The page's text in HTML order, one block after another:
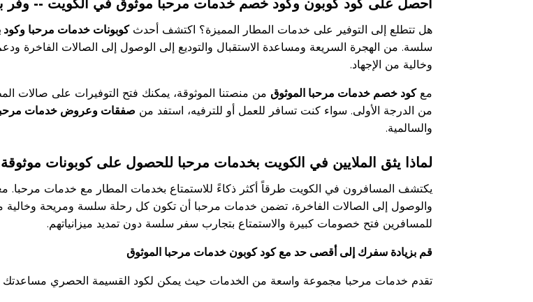
احصل على كود كوبون وكود خصم خدمات مرحبا موثوق في الكويت -- وفر
هل تتطلع إلى التوفير على خدمات المطار المميزة؟ اكتشف أحدث كوبونات خدمات مرحبا
سلسة. من الهجرة السريعة ومساعدة الاستقبال والتوديع إلى الوصول إلى الصالات
وخالية من الإجهاد.
مع كود خصم خدمات مرحبا الموثوق من منصتنا الموثوقة، يمكنك فتح التوفيرات على صالات
من الدرجة الأولى. سواء كنت تسافر للعمل أو للترفيه، استفد من صفقات وعروض خدمات
والسالمية.
لماذا يثق الملايين في الكويت بخدمات مرحبا للحصول على كوبونات موثوقة
يكتشف المسافرون في الكويت طرقاً أكثر ذكاءً للاستمتاع بخدمات المطار مع خدمات مرحبا.
والوصول إلى الصالات الفاخرة، تضمن خدمات مرحبا أن تكون كل رحلة سلسة ومريحة وخالية
للمسافرين فتح خصومات كبيرة والاستمتاع بتجارب سفر سلسة دون تمديد ميزانياتهم.
قم بزيادة سفرك إلى أقصى حد مع كود كوبون خدمات مرحبا الموثوق
تقدم خدمات مرحبا مجموعة واسعة من الخدمات حيث يمكن لكود القسيمة الحصري مساعدتك